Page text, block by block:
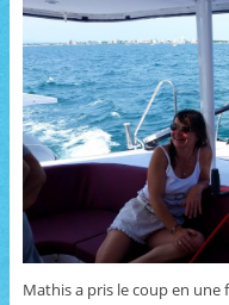
Mathis a pris le coup en